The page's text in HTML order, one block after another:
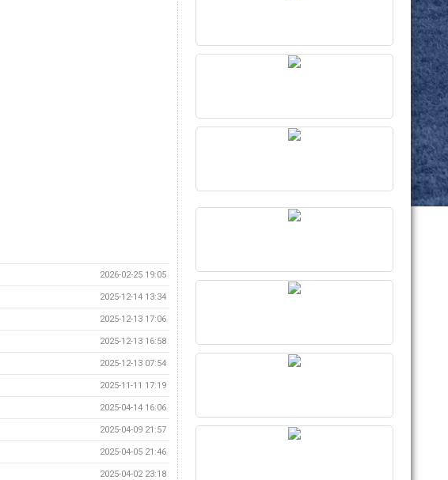
2026-02-25 19:05
2025-12-14 13:34
2025-12-13 17:06
2025-12-13 16:58
2025-12-13 07:54
2025-11-11 17:19
2025-04-14 16:06
2025-04-09 21:57
2025-04-05 21:46
2025-04-02 23:18